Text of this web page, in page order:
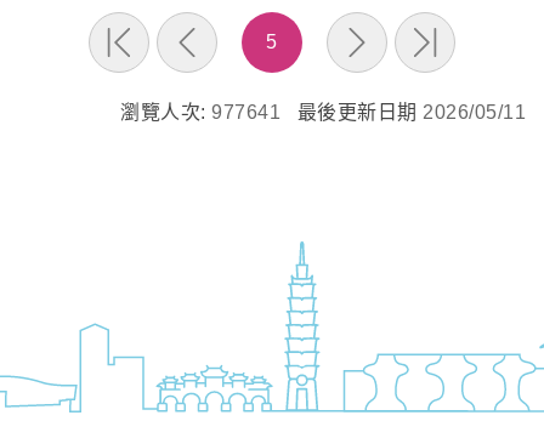
5
瀏覽人次: 977641 最後更新日期 2026/05/11